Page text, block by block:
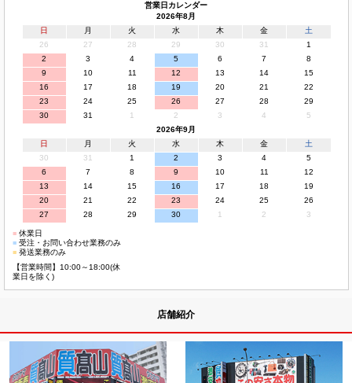
営業日カレンダー
2026年8月
日
月 火 水 木 金
土
26
27 28 29 30 31
1
2
3 4 5 6 7
8
9
10 11 12 13 14
15
16
17 18 19 20 21
22
23
24 25 26 27 28
29
30
31 1 2 3 4
5
2026年9月
日
月 火 水 木 金
土
30
31 1 2 3 4
5
6
7 8 9 10 11
12
13
14 15 16 17 18
19
20
21 22 23 24 25
26
27
28 29 30 1 2 3
■休業日
■受注・お問い合わせ業務のみ
■発送業務のみ
【営業時間】10:00～18:00(休
業日を除く)
店舗紹介